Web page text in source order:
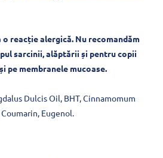
o reacție alergică. Nu recomandăm
sarcinii, alăptării și pentru copii
pe membranele mucoase.
Dulcis Oil, BHT, Cinnamomum
Eugenol.